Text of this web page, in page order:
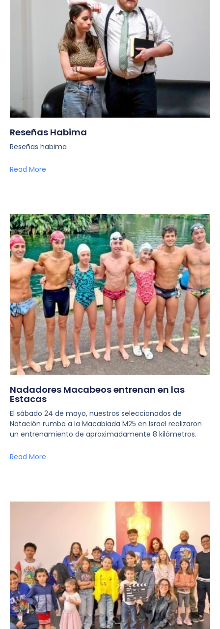
Reseñas Habima
Reseñas habima
Read More
Nadadores Macabeos entrenan en las
Estacas
El sábado 24 de mayo, nuestros seleccionados de
Natación rumbo a la Macabiada M25 en Israel realizaron
un entrenamiento de aproximadamente 8 kilómetros.
Read More